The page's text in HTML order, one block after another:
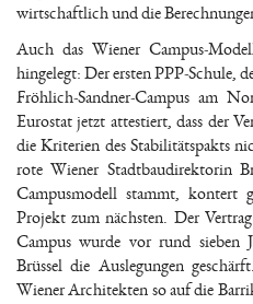
wirtschaftlich und die
Auch das Wiener Campus-
hingelegt: Der ersten PPP-Schule,
Fröhlich-Sandner-Campus am
Eurostat jetzt attestiert, dass der
die Kriterien des Stabilitätspakts
rote Wiener Stadtbaudirektorin
Campusmodell stammt, kontert
Projekt zum nächsten. Der
Campus wurde vor rund sieben
Brüssel die Auslegungen
Wiener Architekten so auf die